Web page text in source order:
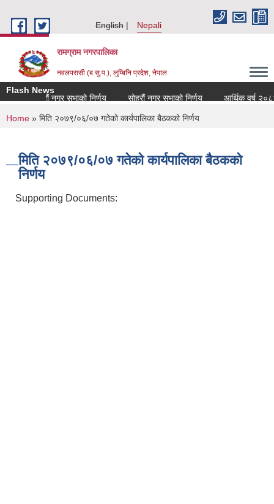
English
Nepali
रामग्राम नगरपालिका
नवलपरासी (ब.सु.प.), लुम्बिनि प्रदेश, नेपाल
Flash News
सत्रौं नगर सभाको निर्णय
सोह्रौं नगर सभाको निर्णय आर्थिक वर्ष
You are here
Home » मिति २०७९/०६/०७ गतेको कार्यपालिका बैठकको निर्णय
मिति २०७९/०६/०७ गतेको कार्यपालिका बैठकको
निर्णय
Supporting Documents: